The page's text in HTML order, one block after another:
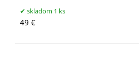
skladom 1 ks
49 €